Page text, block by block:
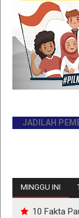
JADILAH
MINGGU INI
10 Fakta